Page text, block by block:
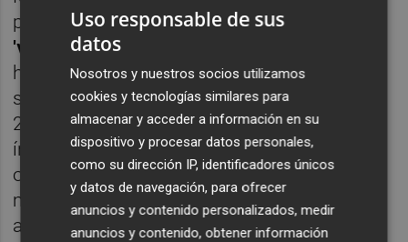
para cualquier bolsillo -y muy enfocado al
'value investing' o inversión en valor-
haciendo gala de su baja volatilidad. En este
sentido, y en los diez primeros meses de
2022, es del 18,12% frente al 24,45% de su
índice de referencia. Como también del
objetivo con que nació: bajar menos en los
momentos de alta incertidumbre y
acompañar al mercado en las subidas.
Uso responsable de sus
datos
Nosotros y nuestros socios utilizamos
cookies y tecnologías similares para
almacenar y acceder a información en su
dispositivo y procesar datos personales,
como su dirección IP, identificadores únicos
y datos de navegación, para ofrecer
anuncios y contenido personalizados, medir
anuncios y contenido, obtener información